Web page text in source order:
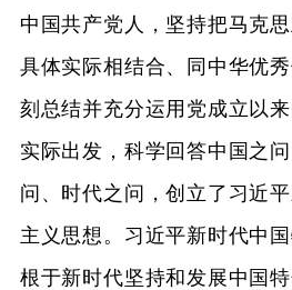
中国共产党人，坚持把马克
具体实际相结合、同中华优
刻总结并充分运用党成立以
实际出发，科学回答中国之
问、时代之问，创立了习近
主义思想。习近平新时代中
根于新时代坚持和发展中国